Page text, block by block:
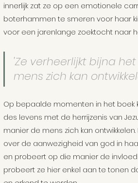
innerlijk zat ze op een emotionele
boterhammen te smeren voor haar
voor een jarenlange zoektocht naar
'Ze verheerlijkt bijna
mens zich kan
Op bepaalde momenten in het boek
des levens met de herrijzenis van
manier de mens zich kan
over de aanwezigheid van god in
en probeert op die manier de
probeert ze hier enkel aan te tonen